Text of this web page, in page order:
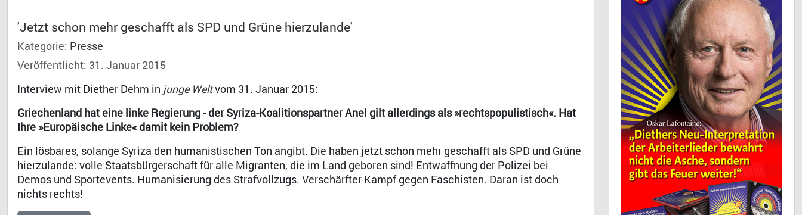
'Jetzt schon mehr geschafft als SPD und Grüne hierzulande'
Kategorie: Presse
Veröffentlicht: 31. Januar 2015
Interview mit Diether Dehm in junge Weltvom 31. Januar 2015:
Griechenland hat eine linke Regierung - der Syriza-Koalitionspartner Anel gilt allerdings als »rechtspopulistisch«. Hat
Ihre »Europäische Linke« damit kein Problem?
Ein lösbares, solange Syriza den humanistischen Ton angibt. Die haben jetzt schon mehr geschafft als SPD und Grüne
hierzulande: volle Staatsbürgerschaft für alle Migranten, die im Land geboren sind! Entwaffnung der Polizei bei
Demos und Sportevents. Humanisierung des Strafvollzugs. Verschärfter Kampf gegen Faschisten. Daran ist doch
nichts rechts!